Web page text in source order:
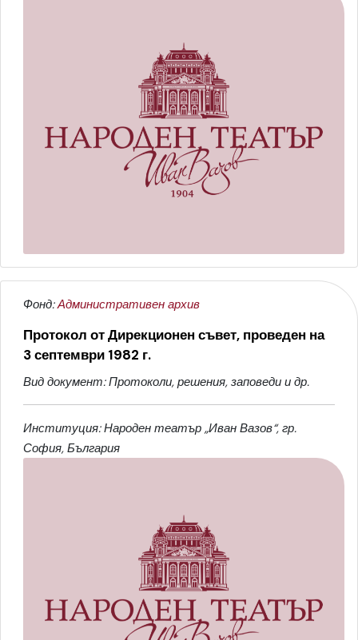
Фонд:Административен архив
Протокол от Дирекционен съвет, проведен на
3 септември 1982 г.
Вид документ: Протоколи, решения, заповеди и др.
Институция: Народен театър „Иван Вазов“, гр.
София, България